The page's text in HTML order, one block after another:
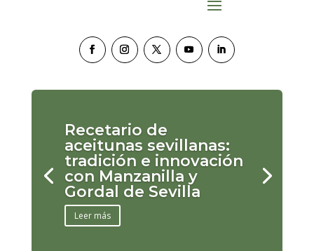
Recetario de
aceitunas sevillanas:
tradición e innovación
con Manzanilla y
Gordal de Sevilla
Leer más